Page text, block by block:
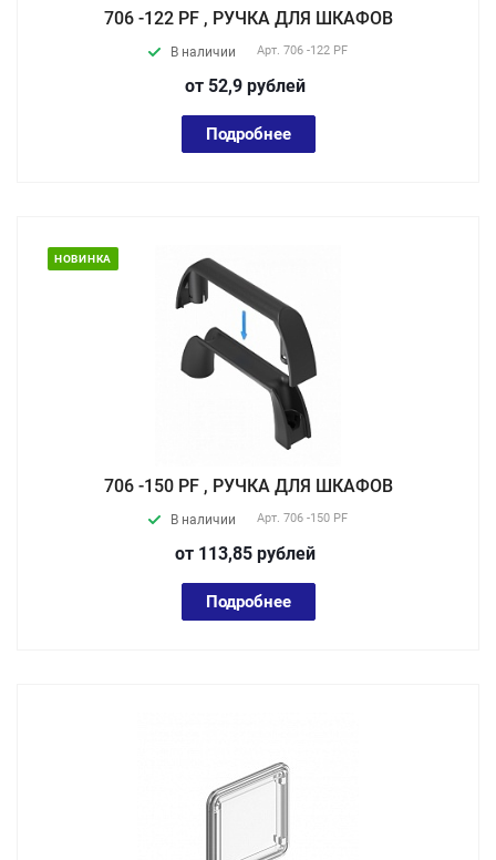
706 -122 PF , РУЧКА ДЛЯ ШКАФОВ
В наличии Арт. 706 -122 PF
от 52,9 рублей
Подробнее
НОВИНКА
706 -150 PF , РУЧКА ДЛЯ ШКАФОВ
В наличии Арт. 706 -150 PF
от 113,85 рублей
Подробнее